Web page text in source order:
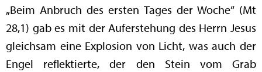
„Beim Anbruch des ersten Tages der Woche“ (Mt
28,1) gab es mit der Auferstehung des Herrn Jesus
gleichsam eine Explosion von Licht, was auch der
Engel reflektierte, der den Stein vom Grab